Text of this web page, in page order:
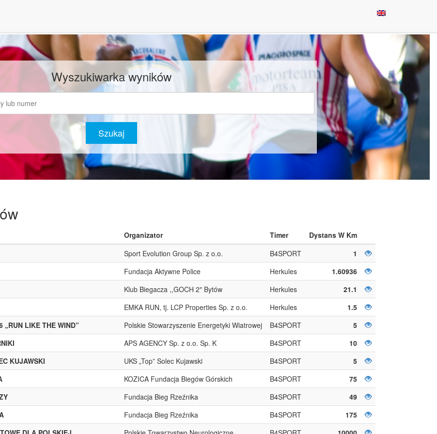
Wyszukiwarka wyników
Szukaj
Organizator Timer
Dystans W Km
Sport Evolution Group Sp. z o.o. B4SPORT
1
Fundacja Aktywne Police Herkules
1.60936
Klub Biegacza ,,GOCH 2" Bytów Herkules
21.1
EMKA RUN, tj. LCP Properties Sp. z o.o. Herkules
1.5
„RUN LIKE THE WIND” Polskie Stowarzyszenie Energetyki Wiatrowej B4SPORT
5
APS AGENCY Sp. z o.o. Sp. K B4SPORT
10
KUJAWSKI UKS „Top” Solec Kujawski B4SPORT
5
KOZICA Fundacja Biegów Górskich B4SPORT
75
Fundacja Bieg Rzeźnika B4SPORT
49
Fundacja Bieg Rzeźnika B4SPORT
175